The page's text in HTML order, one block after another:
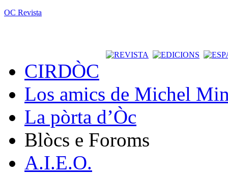
OC Revista
CIRDÒC
Los amics de Michel
La pòrta d’Òc
Blòcs e Foroms
A.I.E.O.